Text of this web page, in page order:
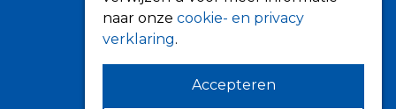
Informatie
naar onze cookie- en privacy
verklaring.
Accepteren